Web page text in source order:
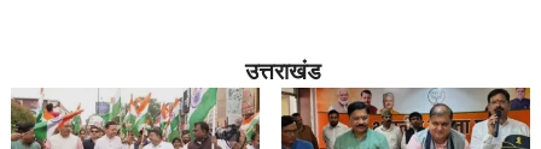
उत्तराखंड